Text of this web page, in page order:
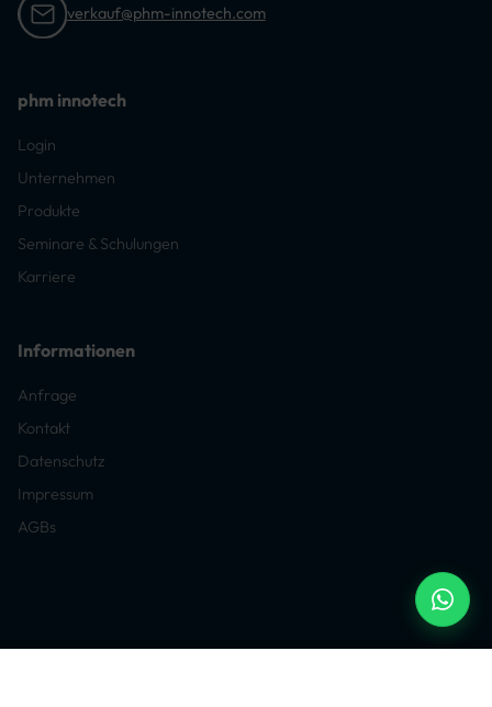
verkauf@phm-innotech.com
phm innotech
Login
Unternehmen
Produkte
Seminare & Schulungen
Karriere
Informationen
Anfrage
Kontakt
Datenschutz
Impressum
AGBs